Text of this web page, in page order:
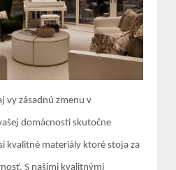
vy zásadnú zmenu v
domácnosti skutočne
kvalitné materiály ktoré stoja za
S našimi kvalitnými